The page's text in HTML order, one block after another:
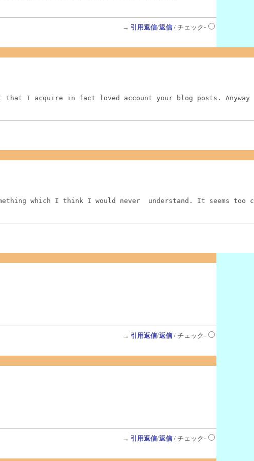
→ 引用返信/返信/ チェック-
I acquire in fact loved account your blog posts.
which I think I would never  understand. It seems
→ 引用返信/返信/ チェック-
→ 引用返信/返信/ チェック-